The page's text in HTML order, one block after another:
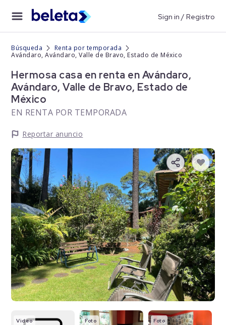
Sign in / Registro
Búsqueda
Renta por temporada
Avándaro, Avándaro, Valle de Bravo, Estado de México
Hermosa casa en renta en Avándaro,
Avándaro, Valle de Bravo, Estado de
México
EN RENTA POR TEMPORADA
Reportar anuncio
Video Foto Foto